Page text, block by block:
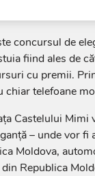
concursul de
fiind ales de
cu premii.
chiar telefoane
Castelului Mimi
– unde vor
Moldova,
Republica